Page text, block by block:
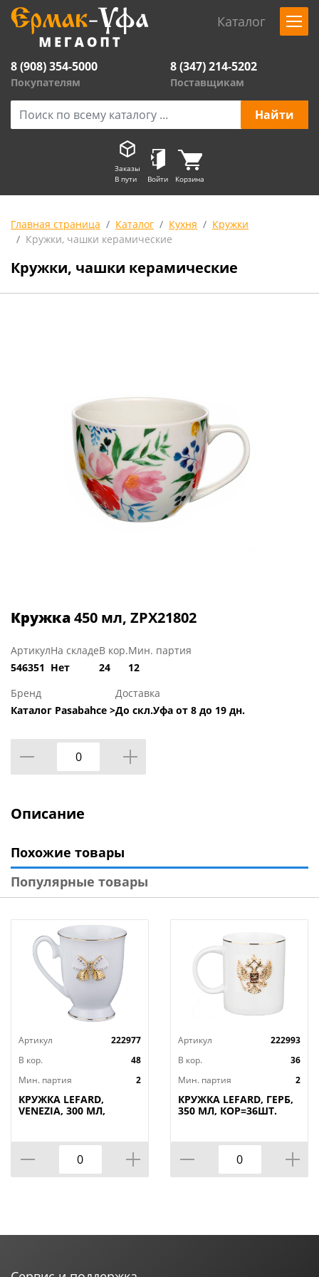
Каталог
8 (908) 354-5000
Покупателям
8 (347) 214-5202
Поставщикам
Заказы
В пути
Войти Корзина
Главная страница Каталог Кухня
Кружки
Кружки, чашки керамические
Кружки, чашки керамические
Кружка450 мл, ZPX21802
Артикул
546351
На складе
Нет
В кор.
24
Мин. партия
12
Бренд
Каталог Pasabahce >
Доставка
До скл.Уфа от 8 до 19 дн.
Описание
Похожие товары
Популярные товары
Артикул
222977
В кор.
48
Мин. партия
2
КРУЖКА LEFARD,
VENEZIA, 300 МЛ,
Артикул
222993
В кор.
36
Мин. партия
2
КРУЖКА LEFARD, ГЕРБ,
350 МЛ, КОР=36ШТ.